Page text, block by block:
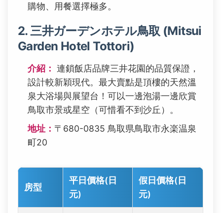
購物、用餐選擇極多。
2. 三井ガーデンホテル鳥取 (Mitsui
Garden Hotel Tottori)
介紹： 連鎖飯店品牌三井花園的品質保證，
設計較新穎現代。最大賣點是頂樓的天然溫
泉大浴場與展望台！可以一邊泡湯一邊欣賞
鳥取市景或星空（可惜看不到沙丘）。
地址： 〒680-0835 鳥取県鳥取市永楽温泉
町20
房型
平日價格(日
元)
假日價格(日
元)